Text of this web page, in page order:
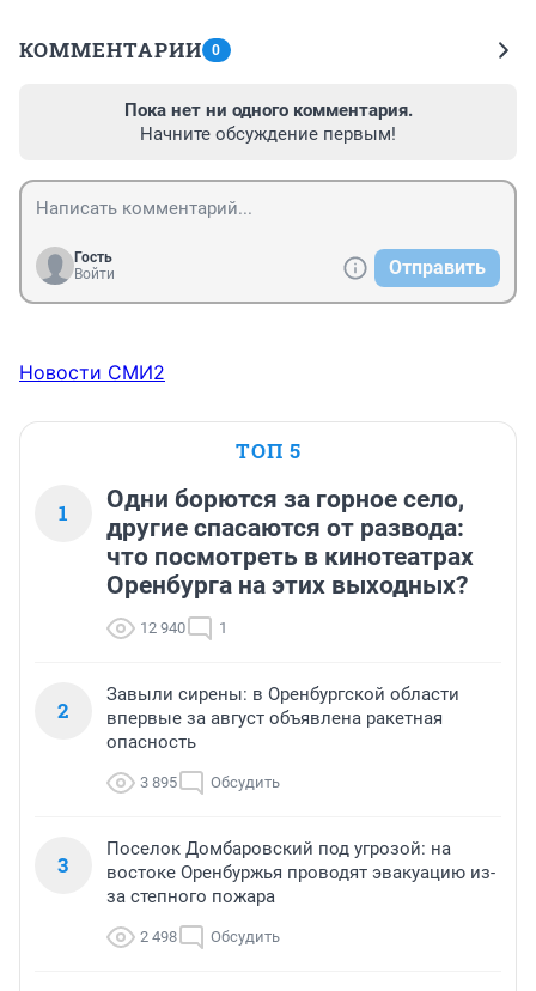
КОММЕНТАРИИ 0
Пока нет ни одного комментария.
Начните обсуждение первым!
Гость
Войти
Отправить
Новости СМИ2
ТОП 5
1
Одни борются за горное село,
другие спасаются от развода:
что посмотреть в кинотеатрах
Оренбурга на этих выходных?
12 940 1
2
Завыли сирены: в Оренбургской области
впервые за август объявлена ракетная
опасность
3 895 Обсудить
3
Поселок Домбаровский под угрозой: на
востоке Оренбуржья проводят эвакуацию из-
за степного пожара
2 498 Обсудить